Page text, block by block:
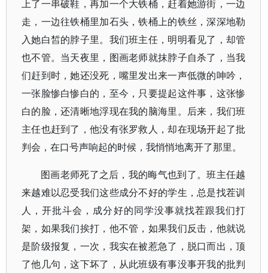
上了一串破鞋，再加一个大铁桶，赶着她游街，一边
走，一边往铁桶里加石头，铁桶上的铁丝，深深地勒
入她白皙的脖子里。我们班主任，明明看见了，却管
也不管。当天夜里，图画老师就抹脖子自杀了，当我
们赶到时，她还没死，嘴里发出来一声低微的呻吟，
一张脸惨白惨白的，至今，只要提起这件事，这张惨
白的脸，还清晰地浮现在我的脑海里。后来，我们班
主任也赶到了，他没有张罗救人，却在现场开起了批
判会，在口号声响起的时候，我悄悄地离开了那里。
图画老师死了之后，我的晦气也到了。班主任越
来越难以忍受我们这些成分不好的学生，总是找茬训
人，开批斗会，成分好的同学没事就找茬跟我们打
架，如果我们挨打，他不管，如果我们反击，他就说
是阶级报复，一次，我实在被惹急了，脱口而出，顶
了他几句，这下坏了，从此班级有事没事开我的批判